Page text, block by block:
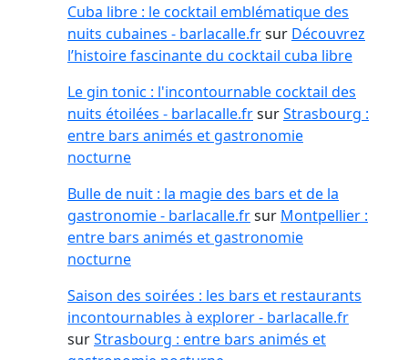
Cuba libre : le cocktail emblématique des
nuits cubaines - barlacalle.frsur Découvrez
l’histoire fascinante du cocktail cuba libre
Le gin tonic : l'incontournable cocktail des
nuits étoilées - barlacalle.frsurStrasbourg :
entre bars animés et gastronomie
nocturne
Bulle de nuit : la magie des bars et de la
gastronomie - barlacalle.frsur Montpellier :
entre bars animés et gastronomie
nocturne
Saison des soirées : les bars et restaurants
incontournables à explorer - barlacalle.fr
surStrasbourg : entre bars animés et